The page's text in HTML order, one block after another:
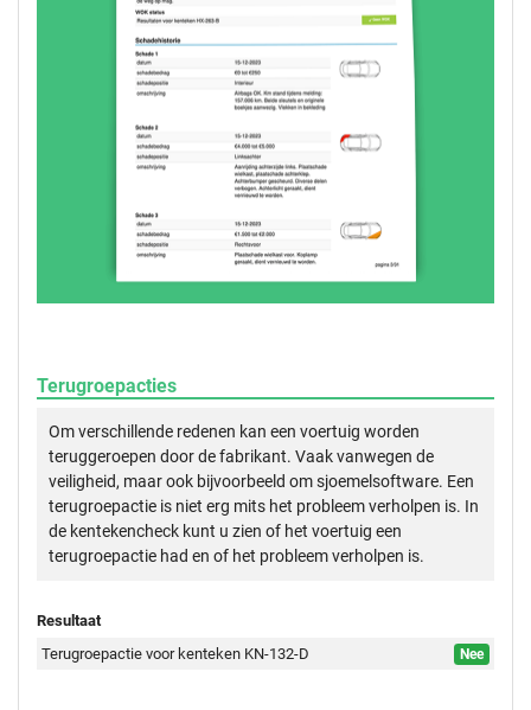
Terugroepacties
Om verschillende redenen kan een voertuig worden
teruggeroepen door de fabrikant. Vaak vanwegen de
veiligheid, maar ook bijvoorbeeld om sjoemelsoftware. Een
terugroepactie is niet erg mits het probleem verholpen is. In
de kentekencheck kunt u zien of het voertuig een
terugroepactie had en of het probleem verholpen is.
Resultaat
Terugroepactie voor kenteken KN-132-D
Nee